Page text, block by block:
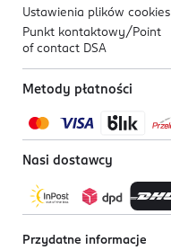
Ustawienia plików cookies
Punkt kontaktowy/ Point
of contact DSA
Metody płatności
Nasi dostawcy
Przydatne informacje